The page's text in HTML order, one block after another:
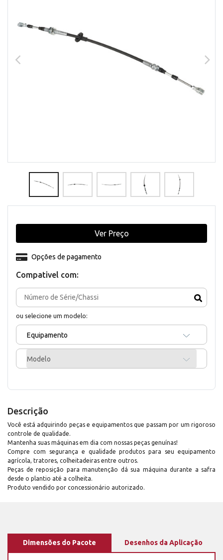
Compativel com:
ou selecione um modelo:
Equipamento
Modelo
Opções de pagamento
Ver Preço
Descrição
Você está adquirindo peças e equipamentos que passam por um rigoroso
controle de qualidade.
Mantenha suas máquinas em dia com nossas peças genuínas!
Compre com segurança e qualidade produtos para seu equipamento
agrícola, tratores, colheitadeiras entre outros.
Peças de reposição para manutenção dá sua máquina durante a safra
desde o plantio até a colheita.
Produto vendido por concessionário autorizado.
Dimensões do Pacote Desenhos da Aplicação